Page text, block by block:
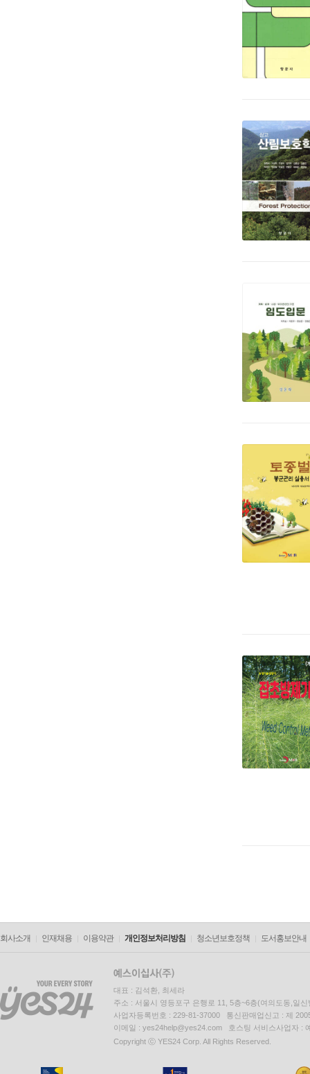
회사소개 인재채용 이용약관 개인정보처리방침 청소년보호정책 도서홍보안내
대표 : 김석환, 최세라
주소 : 서울시 영등포구 은행로 11, 5층~6층(여의도동,일신
사업자등록번호 : 229-81-37000 통신판매업신고 : 제
이메일 : yes24help@yes24.com 호스팅 서비스사업자 :
Copyright ⓒ YES24 Corp. All Rights Reserved.